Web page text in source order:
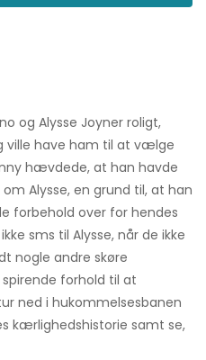
og Alysse Joyner roligt,
ville have ham til at vælge
hævdede, at han havde
Alysse, en grund til, at han
forbehold over for hendes
sms til Alysse, når de ikke
nogle andre skøre
forhold til at
ned i hukommelsesbanen
kærlighedshistorie samt se,